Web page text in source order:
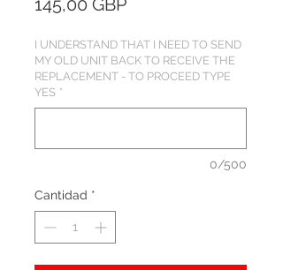
145,00 GBP
I UNDERSTAND THAT I NEED TO SEND
MY OLD UNIT BACK TO RECEIVE THE
REPLACEMENT - TO PROCEED TYPE
YES *
0/500
Cantidad *